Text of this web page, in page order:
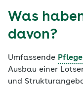
Was
davon?
Umfassende Pflege
Ausbau einer
und